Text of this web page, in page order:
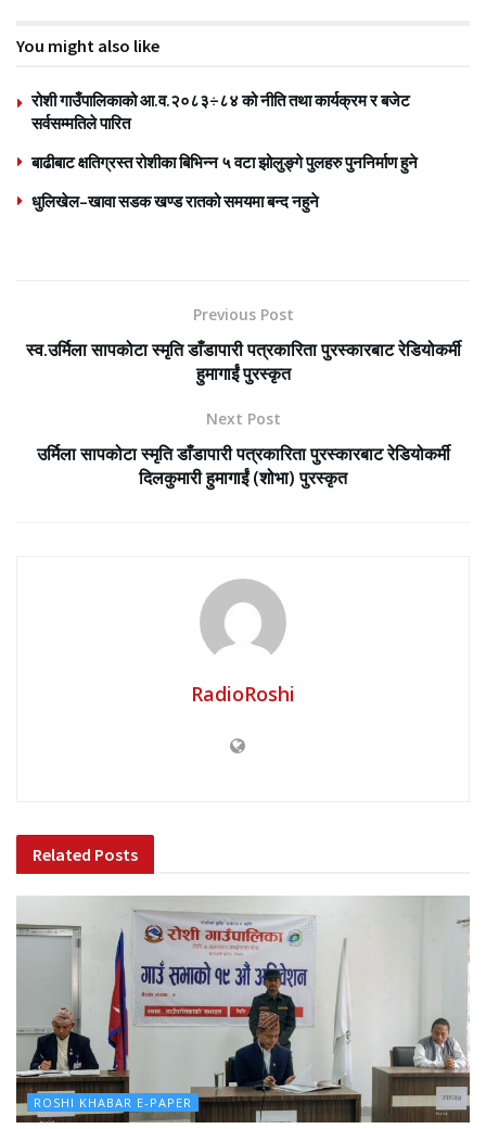
You might also like
रोशी गाउँपालिकाको आ.व.२०८३÷८४ को नीति तथा कार्यक्रम र बजेट
सर्वसम्मतिले पारित
बाढीबाट क्षतिग्रस्त रोशीका बिभिन्न ५ वटा झोलुङ्गे पुलहरु पुननिर्माण हुने
धुलिखेल–खावा सडक खण्ड रातको समयमा बन्द नहुने
Previous Post
स्व.उर्मिला सापकोटा स्मृति डाँडापारी पत्रकारिता पुरस्कारबाट रेडियोकर्मी
हुमागाईं पुरस्कृत
Next Post
उर्मिला सापकोटा स्मृति डाँडापारी पत्रकारिता पुरस्कारबाट रेडियोकर्मी
दिलकुमारी हुमागाईं (शोभा) पुरस्कृत
RadioRoshi
Related Posts
ROSHI KHABAR E-PAPER